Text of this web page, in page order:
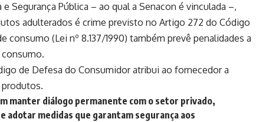
Segurança Pública – ao qual a Senacon é vinculada –,
adulterados é crime previsto no Artigo 272 do Código
consumo (Lei nº 8.137/1990) também prevê penalidades a
de Defesa do Consumidor atribui ao fornecedor a
produtos.
manter diálogo permanente com o setor privado,
medidas que garantam segurança aos